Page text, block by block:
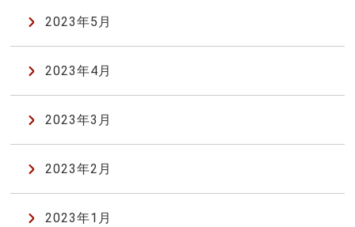
2023年5月
2023年4月
2023年3月
2023年2月
2023年1月